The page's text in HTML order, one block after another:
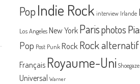
PopIndie Rock interview Irlande
Los Angeles New York Parisphotos
Pop Post Punk Rock Rock alternatif
Français Royaume-Uni Shoegaze
Universal Warner